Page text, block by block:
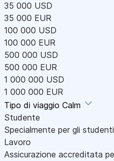
35 000 USD
35 000 EUR
100 000 USD
100 000 EUR
500 000 USD
500 000 EUR
1 000 000 USD
1 000 000 EUR
Tipo di viaggio Calm
Studente
Specialmente per gli studenti
Lavoro
Assicurazione accreditata